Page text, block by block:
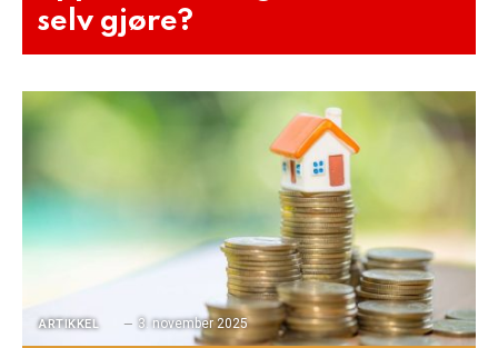
selv gjøre?
ARTIKKEL 3. november 2025